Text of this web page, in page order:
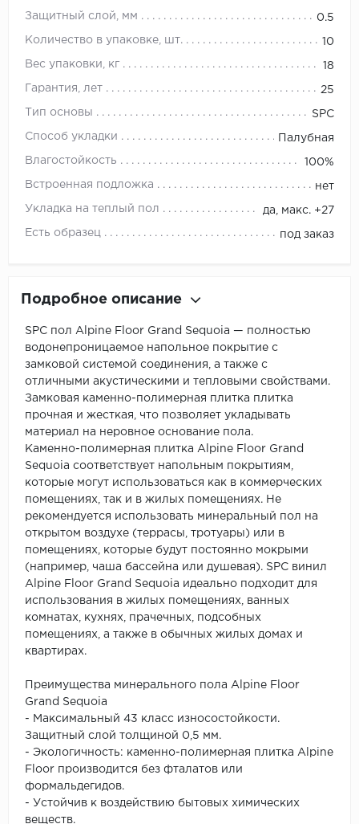
Защитный слой, мм 0.5
Количество в упаковке, шт. 10
Вес упаковки, кг 18
Гарантия, лет 25
Тип основы SPC
Способ укладки Палубная
Влагостойкость 100%
Встроенная подложка нет
Укладка на теплый пол да, макс. +27
Есть образец под заказ
Подробное описание
SPC пол Alpine Floor Grand Sequoia — полностью
водонепроницаемое напольное покрытие с
замковой системой соединения, а также с
отличными акустическими и тепловыми свойствами.
Замковая каменно-полимерная плитка плитка
прочная и жесткая, что позволяет укладывать
материал на неровное основание пола.
Каменно-полимерная плитка Alpine Floor Grand
Sequoia соответствует напольным покрытиям,
которые могут использоваться как в коммерческих
помещениях, так и в жилых помещениях. Не
рекомендуется использовать минеральный пол на
открытом воздухе (террасы, тротуары) или в
помещениях, которые будут постоянно мокрыми
(например, чаша бассейна или душевая). SPC винил
Alpine Floor Grand Sequoia идеально подходит для
использования в жилых помещениях, ванных
комнатах, кухнях, прачечных, подсобных
помещениях, а также в обычных жилых домах и
квартирах.
Преимущества минерального пола Alpine Floor
Grand Sequoia
- Максимальный 43 класс износостойкости.
Защитный слой толщиной 0,5 мм.
- Экологичность: каменно-полимерная плитка Alpine
Floor производится без фталатов или
формальдегидов.
- Устойчив к воздействию бытовых химических
веществ.